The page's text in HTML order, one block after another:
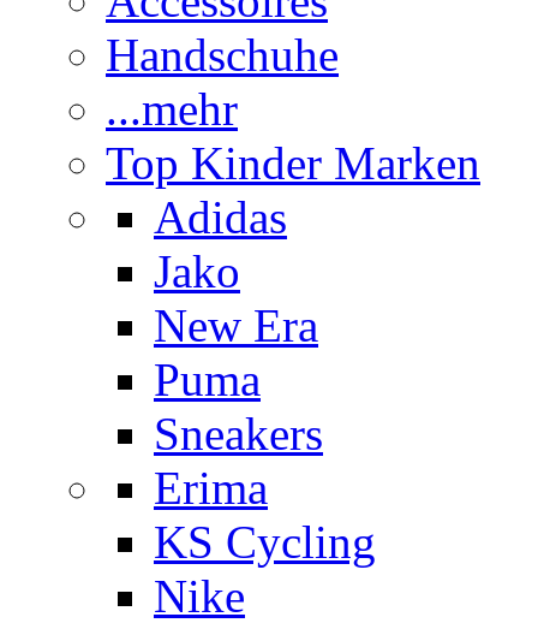
Handschuhe
...mehr
Top Kinder Marken
Adidas
Jako
New Era
Puma
Sneakers
Erima
KS Cycling
Nike